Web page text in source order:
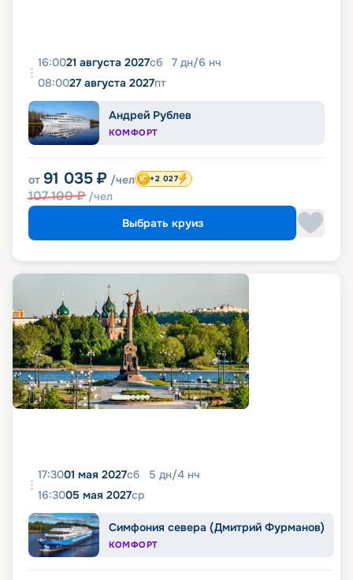
16:0021 августа 2027сб 7 дн/6 нч
08:0027 августа 2027пт
Андрей Рублев
КОМФОРТ
от 91 035 ₽ /чел
107 100₽ /чел
+2 027
Выбрать круиз
17:3001 мая 2027сб 5 дн/4 нч
16:3005 мая 2027ср
Симфония севера (Дмитрий Фурманов)
КОМФОРТ